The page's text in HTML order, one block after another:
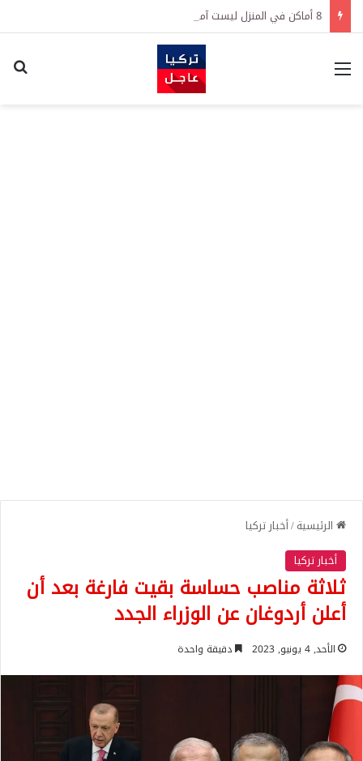
8 أماكن في المنزل ليست آمنة لحفظ النقود
القائمة
الرئيسية/أخبار تركيا
أخبار تركيا
ثلاثة مناصب حساسة بقيت فارغة بعد أن
أعلن أردوغان عن الوزراء الجدد
الأحد, 4 يونيو, 2023 دقيقة واحدة